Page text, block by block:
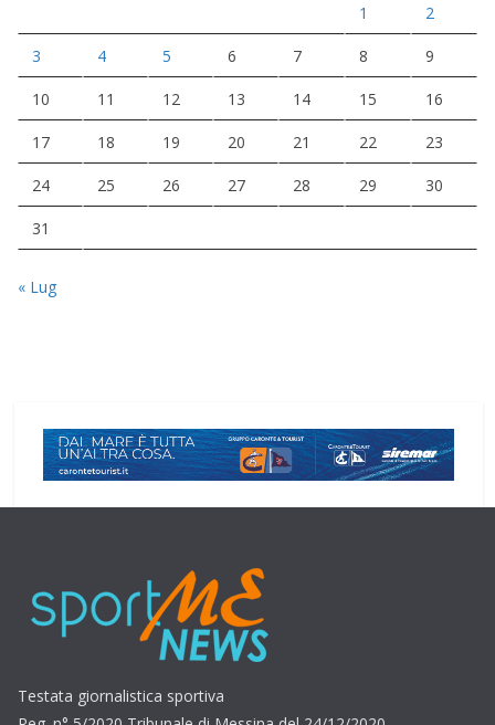
1 2
3 4 5 6 7 8 9
10 11 12 13 14 15 16
17 18 19 20 21 22 23
24 25 26 27 28 29 30
31
« Lug
Testata giornalistica sportiva